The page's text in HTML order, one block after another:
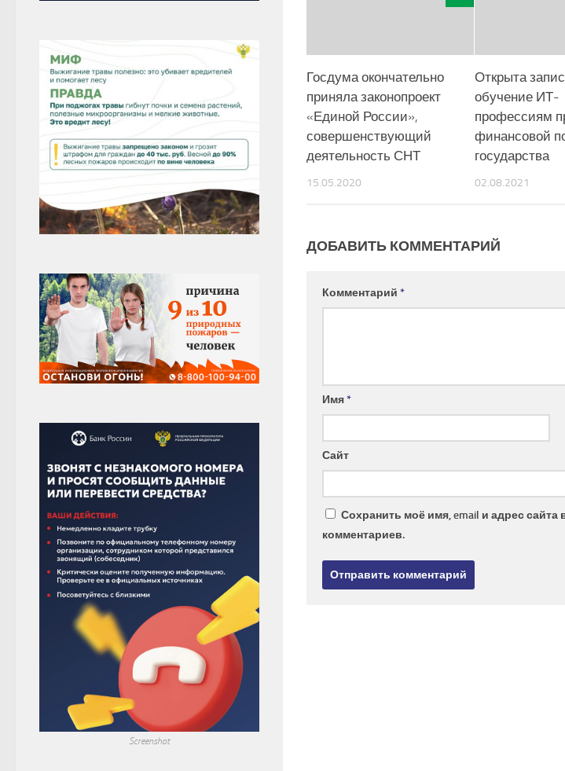
Госдума окончательно
приняла законопроект
«Единой России»,
совершенствующий
деятельность СНТ
15.05.2020
Открыта
обучение ИТ-
профессиям
финансовой
государства
02.08.2021
ДОБАВИТЬ КОММЕНТАРИЙ
Комментарий *
Имя*
Сайт
Сохранить моё имя, email и адрес
комментариев.
Screenshot